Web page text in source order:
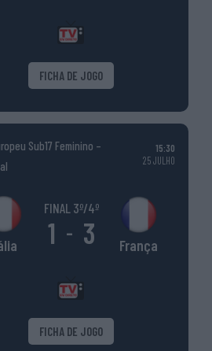
FICHA DE JOGO
Sub17 Feminino –
15:30
25 JULHO
FINAL 3º/4º
1 - 3 França
FICHA DE JOGO